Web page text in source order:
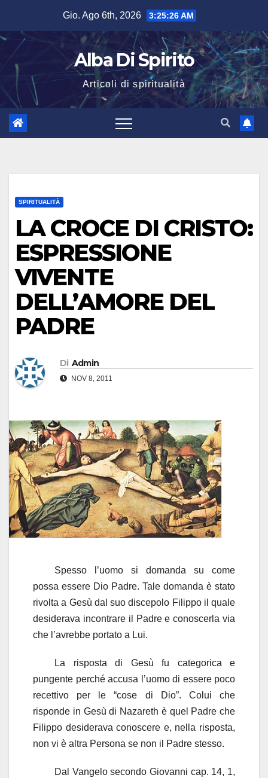
contenuto
Gio. Ago 6th, 2026 3:25:27 AM
Alba Di Spirito
Articoli di spiritualità
SPIRITUALITÀ
LA CROCE DI CRISTO:
ESPRESSIONE
VIVENTE
DELL’AMORE DEL
PADRE
Di Admin
NOV 8, 2011
Spesso l’uomo si domanda su come
possa essere Dio Padre. Tale domanda è stato
rivolta a Gesù dal suo discepolo Filippo il quale
desiderava incontrare il Padre e conoscerla via
che l’avrebbe portato a Lui.
La risposta di Gesù fu categorica e
pungente perché accusa l’uomo di essere poco
recettivo per le “cose di Dio”. Colui che
risponde in Gesù di Nazareth è quel Padre che
Filippo desiderava conoscere e, nella risposta,
non vi è altra Persona se non il Padre stesso.
Dal Vangelo secondo Giovanni cap. 14, 1,